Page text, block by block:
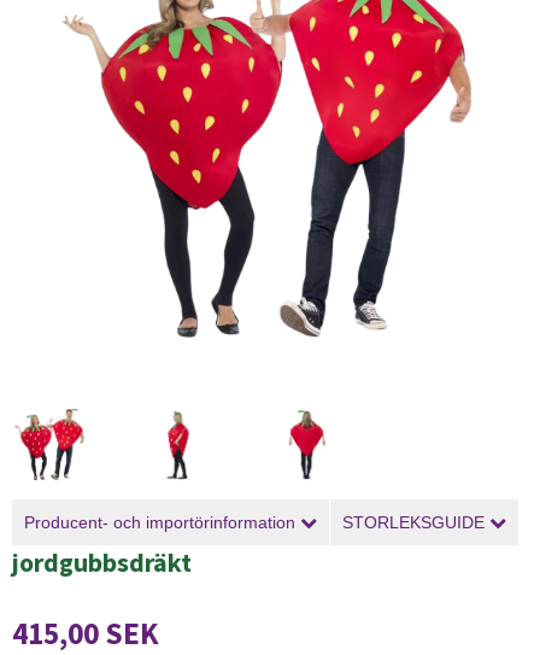
Producent- och importörinformation STORLEKSGUIDE
jordgubbsdräkt
415,00 SEK